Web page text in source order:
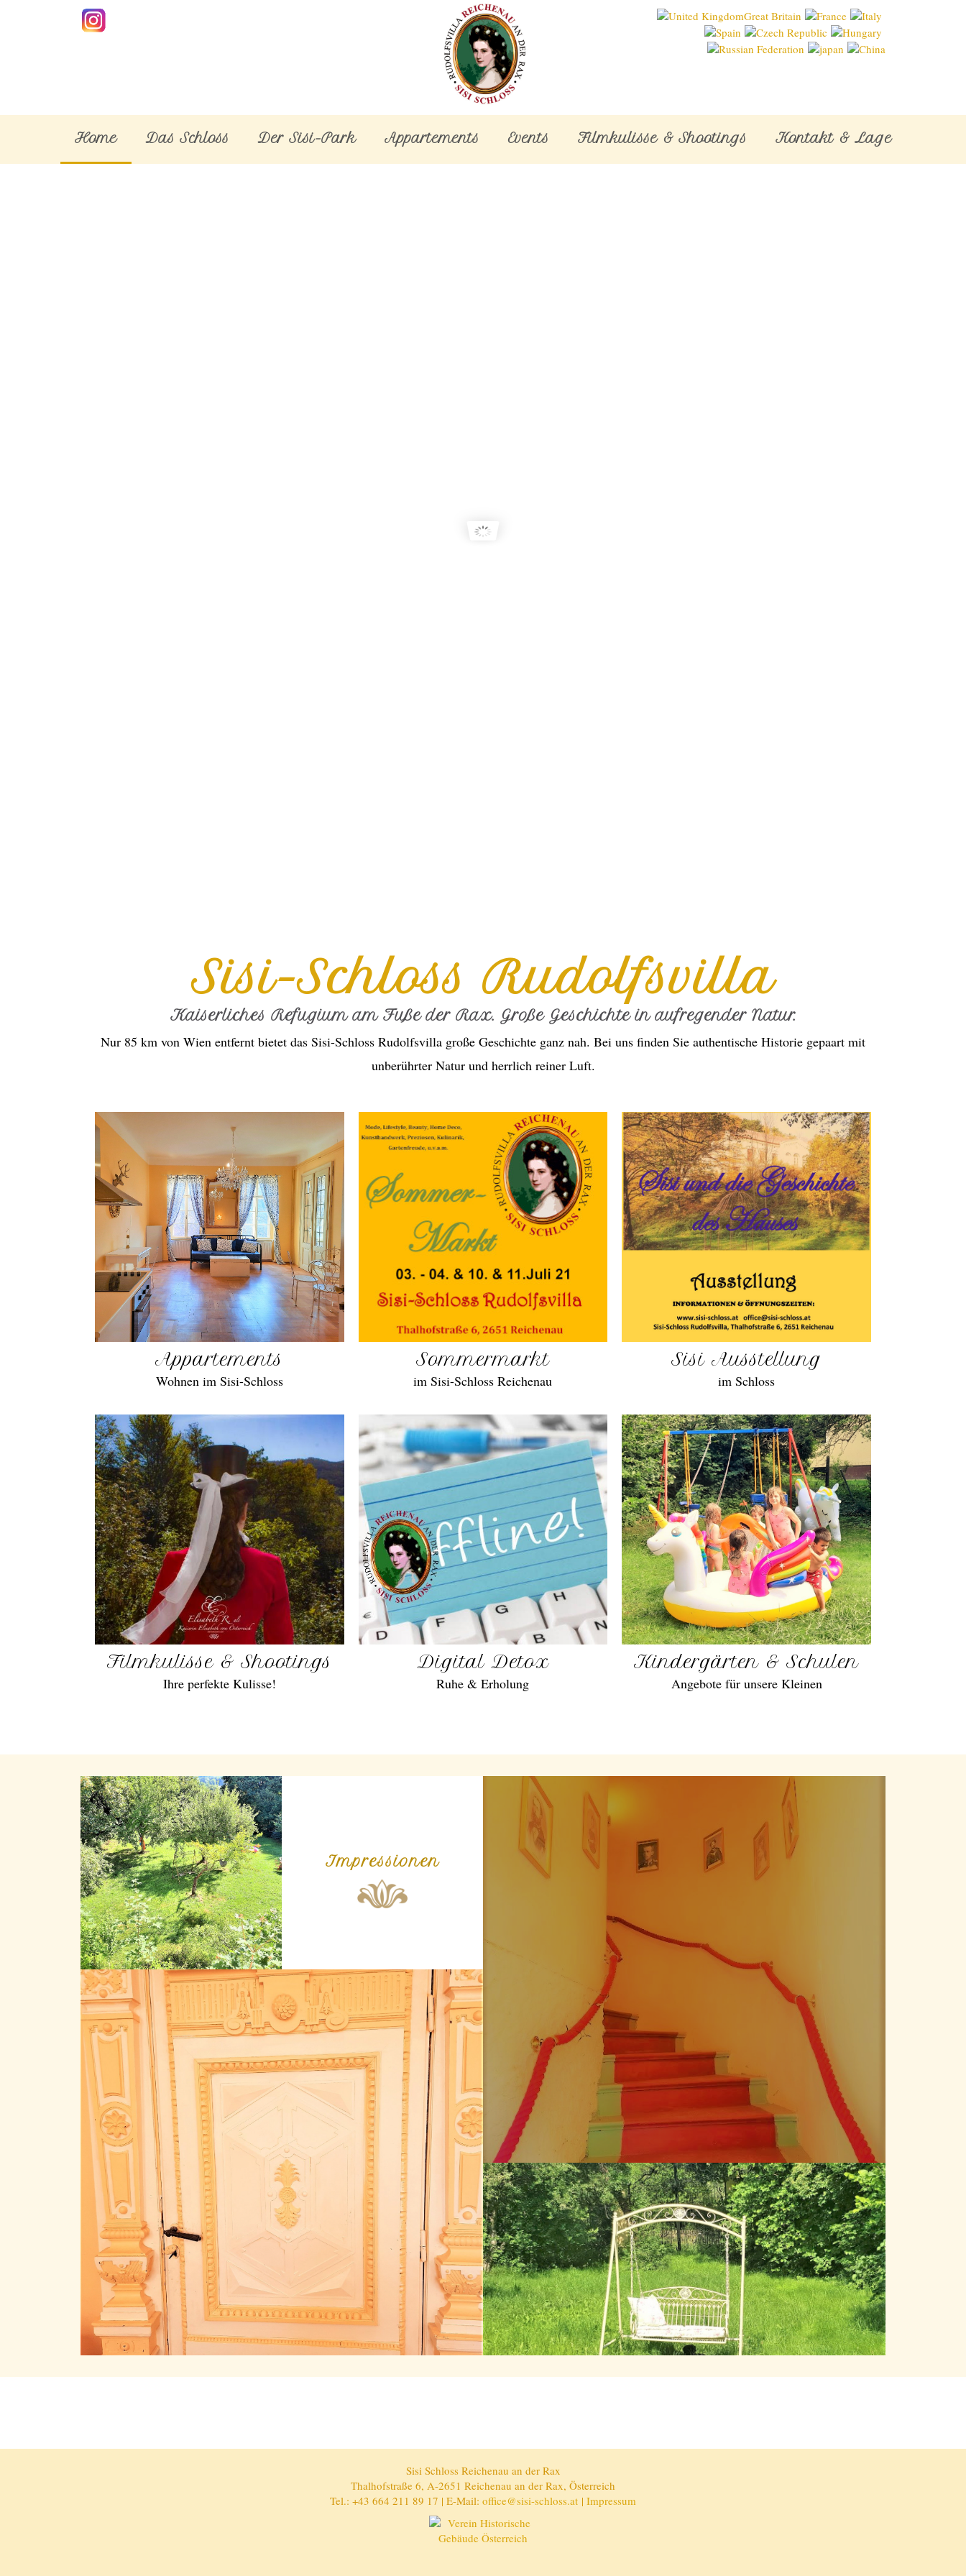
Home Das Schloss Der Sisi-Park Appartements Events Filmkulisse & Shootings Kontakt & Lage
Sisi-Schloss Rudolfsvilla
Kaiserliches Refugium am Fuße der Rax. Große Geschichte in aufregender Natur.
Nur 85 km von Wien entfernt bietet das Sisi-Schloss Rudolfsvilla große Geschichte ganz nah. Bei uns finden Sie authentische Historie gepaart mit
unberührter Natur und herrlich reiner Luft.
Appartements
Wohnen im Sisi-Schloss
Sommermarkt
im Sisi-Schloss Reichenau
Sisi Ausstellung
im Schloss
Filmkulisse & Shootings
Ihre perfekte Kulisse!
Digital Detox
Ruhe & Erholung
Kindergärten & Schulen
Angebote für unsere Kleinen
Impressionen
Sisi Schloss Reichenau an der Rax
Thalhofstraße 6, A-2651 Reichenau an der Rax, Österreich
Tel.: +43 664 211 89 17 | E-Mail: office@sisi-schloss.at | Impressum